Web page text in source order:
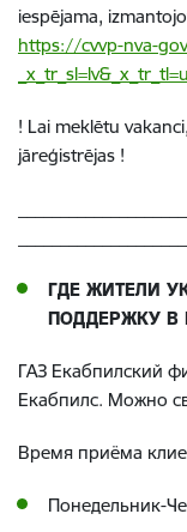
iespējama,
https://cvvp-nva-
! Lai meklētu
jāreģistrējas !
ГДЕ ЖИТЕЛИ
ПОДДЕРЖКУ В
ГАЗ Екабпилский
Екабпилс. Можно
Время приёма
Понедельник-